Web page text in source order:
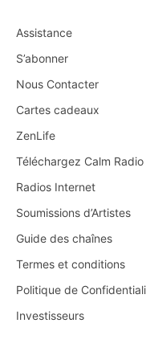
Assistance
S’abonner
Nous Contacter
Cartes cadeaux
ZenLife
Téléchargez Calm Radio
Radios Internet
Soumissions d’Artistes
Guide des chaînes
Termes et conditions
Politique de
Investisseurs